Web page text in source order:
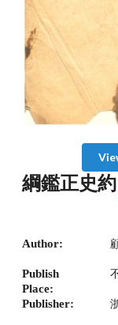
綱鑑正史約
Author:
Publish
Place:
Publisher: